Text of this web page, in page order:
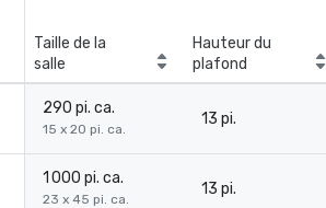
Taille de la
salle
Hauteur du
plafond
290 pi. ca.
15 x 20 pi. ca.
13 pi.
1 000 pi. ca.
23 x 45 pi. ca.
13 pi.